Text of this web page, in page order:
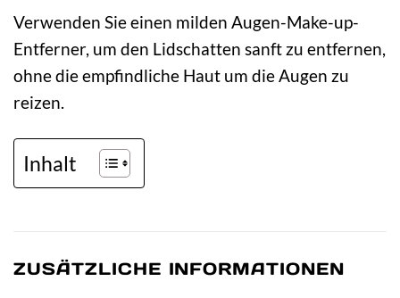
Verwenden Sie einen milden Augen-Make-up-
Entferner, um den Lidschatten sanft zu entfernen,
ohne die empfindliche Haut um die Augen zu
reizen.
Inhalt
ZUSÄTZLICHE INFORMATIONEN